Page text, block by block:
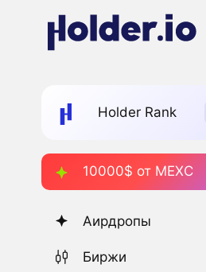
Holder Rank
10000$ от MEXC
Аирдропы
Биржи